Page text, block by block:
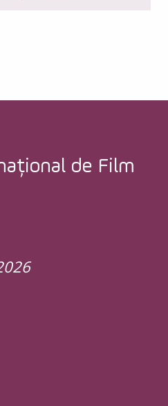
de Film